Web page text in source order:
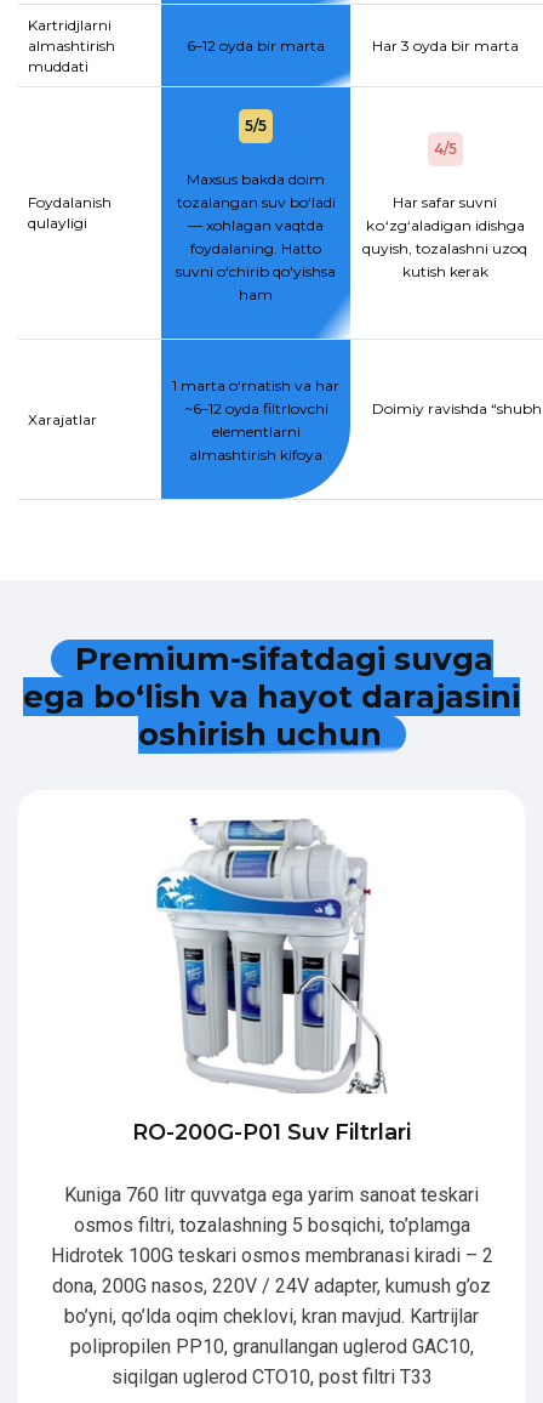
Kartridjlarni
almashtirish
muddati
6–12 oyda bir marta Har 3 oyda bir marta
Foydalanish
qulayligi
5/5
Maxsus bakda doim
tozalangan suv bo‘ladi
— xohlagan vaqtda
foydalaning. Hatto
suvni o‘chirib qo‘yishsa
ham
4/5
Har safar suvni
kо‘zg‘aladigan idishga
quyish, tozalashni uzoq
kutish kerak
Xarajatlar
1 marta o‘rnatish va har
~6–12 oyda filtrlovchi
elementlarni
almashtirish kifoya
Doimiy ravishda
Premium-sifatdagi suvga
ega bo‘lish va hayot darajasini
oshirish uchun
RO-200G-P01 Suv Filtrlari
Kuniga 760 litr quvvatga ega yarim sanoat teskari
osmos filtri, tozalashning 5 bosqichi, to’plamga
Hidrotek 100G teskari osmos membranasi kiradi – 2
dona, 200G nasos, 220V / 24V adapter, kumush g’oz
bo’yni, qo’lda oqim cheklovi, kran mavjud. Kartrijlar
polipropilen PP10, granullangan uglerod GAC10,
siqilgan uglerod CTO10, post filtri T33